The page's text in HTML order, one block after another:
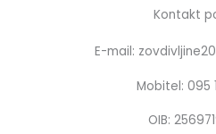
b
o
o
k
Kontakt
E-mail:
Mobitel: 095
OIB: